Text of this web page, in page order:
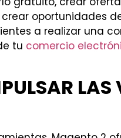
oportunidades
a realizar una
tu comercio
LAS